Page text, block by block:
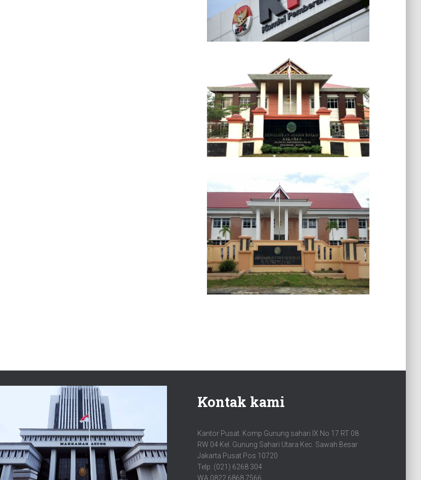
Kontak kami
Kantor Pusat. Komp Gunung sahari IX No 17 RT 08
RW 04 Kel. Gunung Sahari Utara Kec. Sawah Besar
Jakarta Pusat Pos 10720
Telp: (021) 6268 304
WA 0822 6868 7566